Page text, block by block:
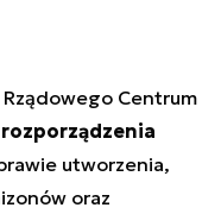
Centrum
utworzenia,
oraz